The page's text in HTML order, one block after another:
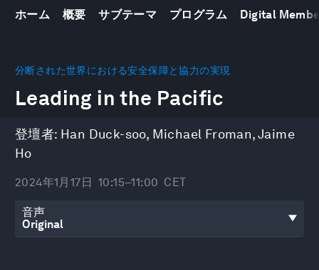
ホーム 概要 サブテーマ プログラム Digital
分断された世界における安全保障と協力の実現
Leading in the Pacific
登壇者: Han Duck-soo, Michael Froman,Jaime
Ho
2024年1月17日 10:15–11:00 CET
音声
seconds
49
minutes,
seconds